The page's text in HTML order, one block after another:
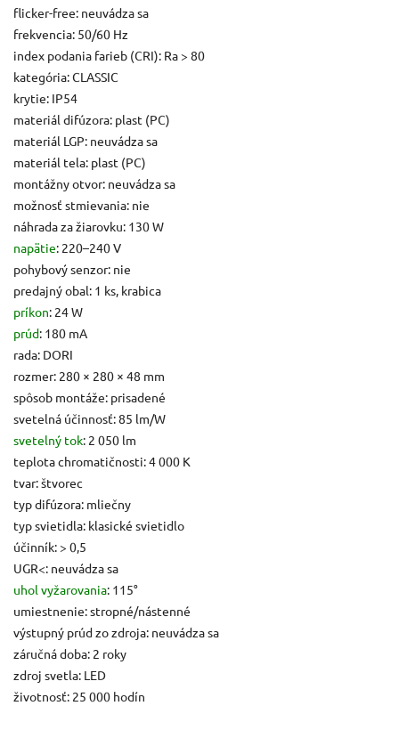
flicker-free: neuvádza sa
frekvencia: 50/60 Hz
index podania farieb (CRI): Ra > 80
kategória: CLASSIC
krytie: IP54
materiál difúzora: plast (PC)
materiál LGP: neuvádza sa
materiál tela: plast (PC)
montážny otvor: neuvádza sa
možnosť stmievania: nie
náhrada za žiarovku: 130 W
napätie: 220–240 V
pohybový senzor: nie
predajný obal: 1 ks, krabica
príkon: 24 W
prúd: 180 mA
rada: DORI
rozmer: 280 × 280 × 48 mm
spôsob montáže: prisadené
svetelná účinnosť: 85 lm/W
svetelný tok: 2 050 lm
teplota chromatičnosti: 4 000 K
tvar: štvorec
typ difúzora: mliečny
typ svietidla: klasické svietidlo
účinník: > 0,5
UGR<: neuvádza sa
uhol vyžarovania: 115°
umiestnenie: stropné/nástenné
výstupný prúd zo zdroja: neuvádza sa
záručná doba: 2 roky
zdroj svetla: LED
životnosť: 25 000 hodín